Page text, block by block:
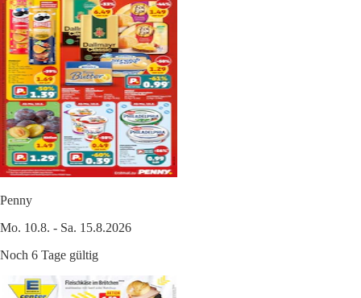
Penny
Mo. 10.8. - Sa. 15.8.2026
Noch 6 Tage gültig